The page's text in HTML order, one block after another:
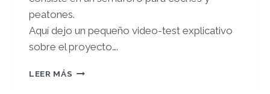
peatones.
Aquí dejo un pequeño video-test explicativo
sobre el proyecto….
LEER MÁS PEC2